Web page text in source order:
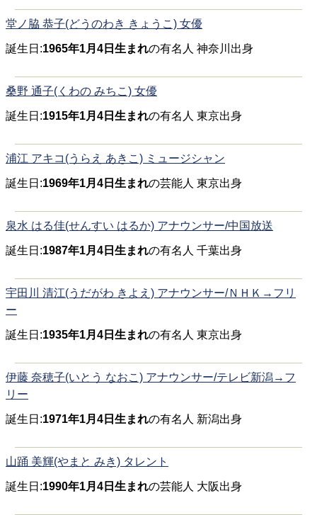
堂ノ脇 恭子(どうのわき きょうこ) 女優
誕生日:1965年1月4日生まれの有名人 神奈川出身
桑野 通子(くわの みちこ) 女優
誕生日:1915年1月4日生まれの有名人 東京出身
浦江 アキコ(うらえ あきこ) ミュージシャン
誕生日:1969年1月4日生まれの芸能人 東京出身
泉水 はる佳(せんすい はるか) アナウンサー/中国放送
誕生日:1987年1月4日生まれの有名人 千葉出身
宇田川 清江(うだがわ きよえ) アナウンサー/ＮＨＫ→フリ
ー
誕生日:1935年1月4日生まれの有名人 東京出身
伊藤 奈穂子(いとう なおこ) アナウンサー/テレビ新潟→フ
リー
誕生日:1971年1月4日生まれの有名人 新潟出身
山踊 美輝(やまと みき) タレント
誕生日:1990年1月4日生まれの芸能人 大阪出身